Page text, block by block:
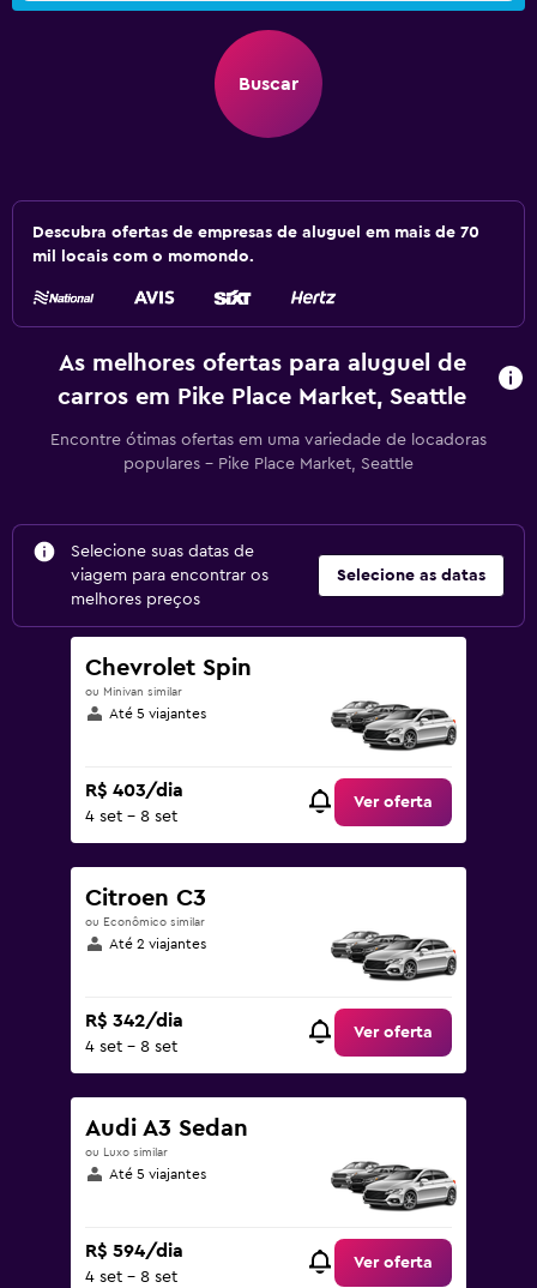
Buscar
Descubra ofertas de empresas de aluguel em mais de 70
mil locais com o momondo.
As melhores ofertas para aluguel de
carros em Pike Place Market, Seattle
Encontre ótimas ofertas em uma variedade de locadoras
populares – Pike Place Market, Seattle
Selecione suas datas de
viagem para encontrar os
melhores preços
Selecione as datas
Chevrolet Spin
ou Minivan similar
Até 5 viajantes
R$ 403/dia
4 set - 8 set
Ver oferta
Citroen C3
ou Econômico similar
Até 2 viajantes
R$ 342/dia
4 set - 8 set
Ver oferta
Audi A3 Sedan
ou Luxo similar
Até 5 viajantes
R$ 594/dia
4 set - 8 set
Ver oferta